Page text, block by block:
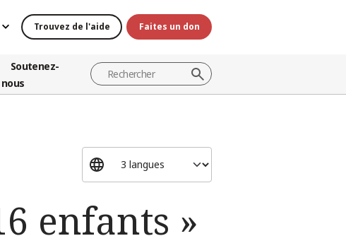
Trouvez de l'aide Faites un don
Soutenez-
nous
enfants »